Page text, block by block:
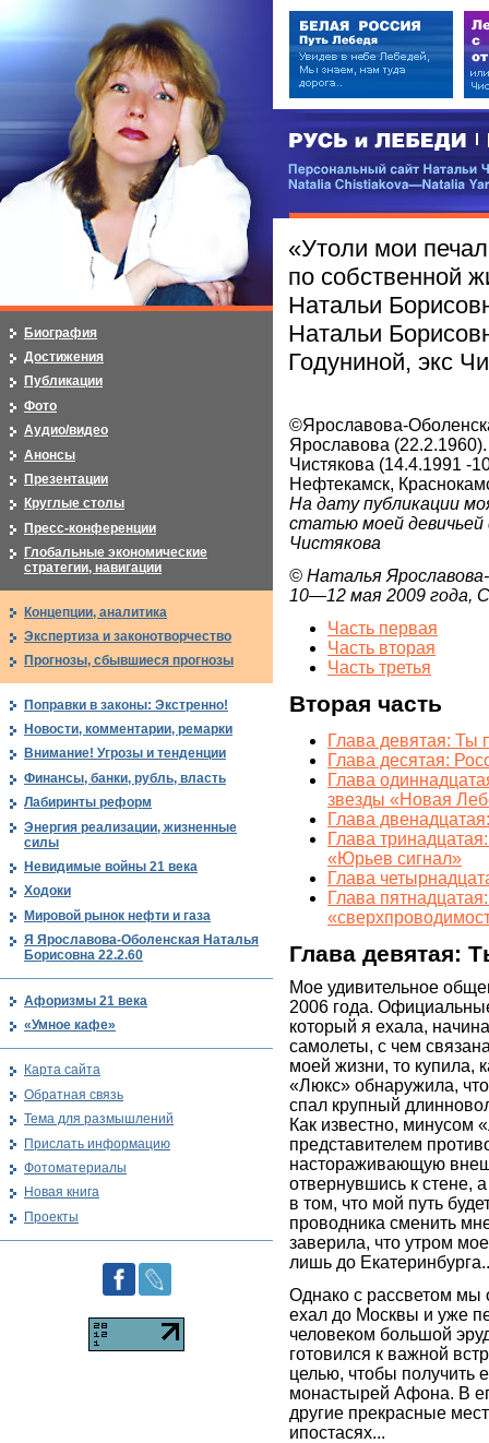
РУСЬ и ЛЕБЕДИ | RUSI —
Персональный сайт Натальи
«Утоли мои
по собственной
Натальи
Натальи
Годуниной, экс
©Ярославова-
Ярославова
Чистякова (14.4.1991 -
Нефтекамск,
На дату публикации
статью моей
Чистякова
© Наталья
10—12 мая 2009 года,
Часть первая
Часть вторая
Часть третья
Вторая часть
Глава девятая: Ты
Глава десятая:
Глава
звезды «Новая
Глава
Глава
«Юрьев сигнал»
Глава
Глава
Глава девятая:
Мое удивительное
2006 года.
который я ехала,
самолеты, с чем
моей жизни, то купила,
«Люкс» обнаружила,
спал крупный
Как известно, минусом
представителем
настораживающую
отвернувшись к стене,
в том, что мой путь
проводника сменить
заверила, что утром
лишь до
Однако с рассветом мы
ехал до Москвы и уже
человеком большой
готовился к важной
целью, чтобы получить
монастырей Афона. В
другие прекрасные
ипостасях...
Биография
Достижения
Публикации
Фото
Аудио/видео
Анонсы
Презентации
Круглые столы
Пресс-конференции
Глобальные экономические
стратегии, навигации
Концепции, аналитика
Экспертиза и законотворчество
Прогнозы, сбывшиеся прогнозы
Поправки в законы: Экстренно!
Новости, комментарии, ремарки
Внимание! Угрозы и тенденции
Финансы, банки, рубль, власть
Лабиринты реформ
Энергия реализации, жизненные
силы
Невидимые войны 21 века
Ходоки
Мировой рынок нефти и газа
Я Ярославова-Оболенская Наталья
Борисовна 22.2.60
Афоризмы 21 века
«Умное кафе»
Карта сайта
Обратная связь
Тема для размышлений
Прислать информацию
Фотоматериалы
Новая книга
Проекты